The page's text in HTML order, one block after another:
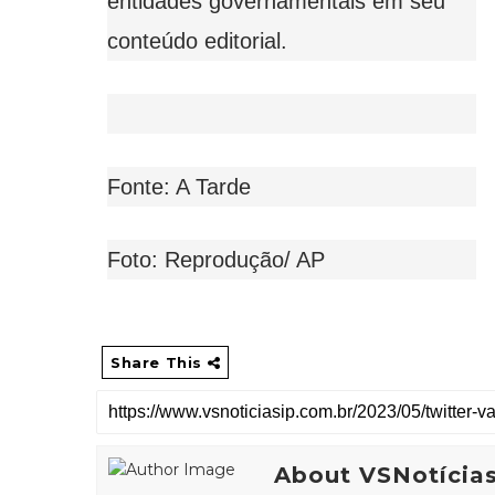
conteúdo editorial.
Fonte: A Tarde
Foto: Reprodução/ AP
Share This
About